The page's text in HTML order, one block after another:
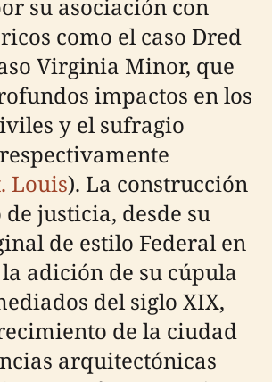
su asociación con
como el caso Dred
Virginia Minor, que
impactos en los
y el sufragio
Louis). La construcción
justicia, desde su
de estilo Federal en
la adición de su cúpula
del siglo XIX,
de la ciudad
arquitectónicas